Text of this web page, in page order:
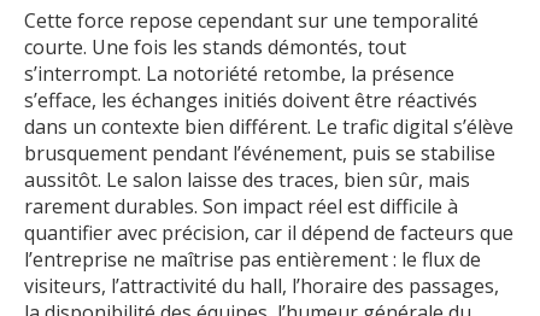
Cette force repose cependant sur une temporalité
courte. Une fois les stands démontés, tout
s’interrompt. La notoriété retombe, la présence
s’efface, les échanges initiés doivent être réactivés
dans un contexte bien différent. Le trafic digital s’élève
brusquement pendant l’événement, puis se stabilise
aussitôt. Le salon laisse des traces, bien sûr, mais
rarement durables. Son impact réel est difficile à
quantifier avec précision, car il dépend de facteurs que
l’entreprise ne maîtrise pas entièrement : le flux de
visiteurs, l’attractivité du hall, l’horaire des passages,